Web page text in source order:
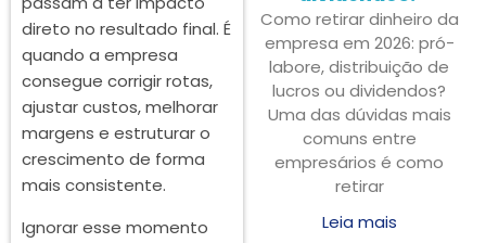
direto no resultado final. É
quando a empresa
consegue corrigir rotas,
ajustar custos, melhorar
margens e estruturar o
crescimento de forma
mais consistente.
Ignorar esse momento
Como retirar dinheiro da
empresa em 2026: pró-
labore, distribuição de
lucros ou dividendos?
Uma das dúvidas mais
comuns entre
empresários é como
retirar
Leia mais